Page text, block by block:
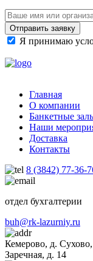
Отправить заявку
Я принимаю
Главная
О компании
Банкетные
Наши
Доставка
Контакты
8 (3842) 77-36-
отдел бухгалтерии
buh@rk-lazurniy.ru
Кемерово, д. Сухово,
Заречная, д. 14